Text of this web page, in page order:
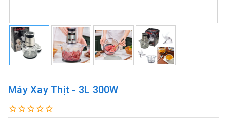
Máy Xay Thịt - 3L 300W